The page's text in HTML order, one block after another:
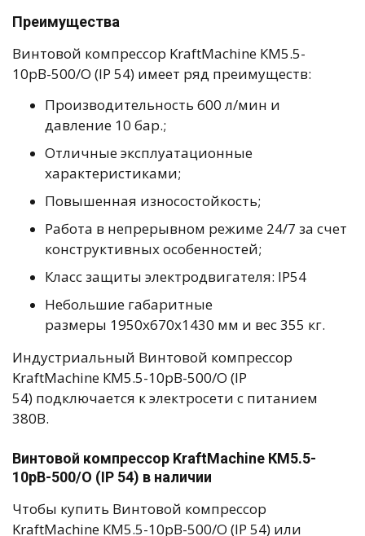
Преимущества
Винтовой компрессор KraftMachine КМ5.5-
10рВ-500/О (IP 54) имеет ряд преимуществ:
Производительность 600 л/мин и
давление 10 бар.;
Отличные эксплуатационные
характеристиками;
Повышенная износостойкость;
Работа в непрерывном режиме 24/7 за счет
конструктивных особенностей;
Класс защиты электродвигателя: IP54
Небольшие габаритные
размеры 1950х670х1430 мм и вес 355 кг.
Индустриальный Винтовой компрессор
KraftMachine КМ5.5-10рВ-500/О (IP
54) подключается к электросети с питанием
380В.
Винтовой компрессор KraftMachine КМ5.5-
10рВ-500/О (IP 54) в наличии
Чтобы купить Винтовой компрессор
KraftMachine КМ5.5-10рВ-500/О (IP 54) или